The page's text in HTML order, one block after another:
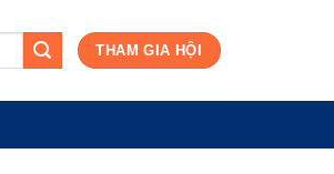
THAM GIA HỘI